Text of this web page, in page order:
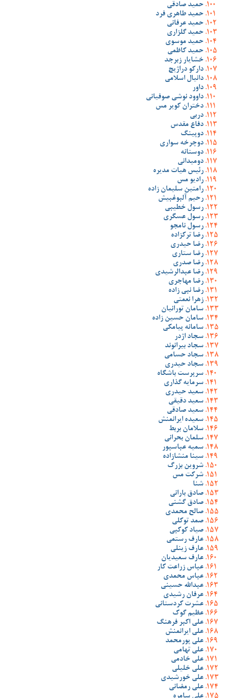
حمید صادقی
حمید طاهری فرد
حمید عرفانی
حمید گلزاری
حمید موسوی
حمید کاظمی
خشایار زبرجد
دارکو دراژیچ
دانیال اسلامی
داور
داوود نوشی صوفیانی
دختران کویر مس
دربی
دفاع مقدس
دوپینگ
دوچرخه سواری
دوستانه
دومیدانی
رئیس هیات مدیره
رادیو مس
رامتین سلیمان زاده
رحیم آلبوغبیش
رسول خطیبی
رسول عسگری
رسول نامجو
رضا ترکزاده
رضا حیدری
رضا ستاری
رضا صدری
رضا عبدالرشیدی
رضا مهاجری
رضا نبی زاده
زهرا نعمتی
سامان تورانیان
سامان حسین زاده
سامانه پیامکی
سجاد اژدر
سجاد بیرانوند
سجاد حسامی
سجاد حیدری
سرپرست باشگاه
سرمایه گذاری
سعید حیدری
سعید دقیقی
سعید صادقی
سعیده ایرانمنش
سلامان بربط
سلمان بحرانی
سمیه عباسپور
سینا منشازاده
شروین بزرگ
شرکت مس
شنا
صادق بارانی
صادق گشنی
صالح محمدی
صمد توکلی
صیاد کوکبی
عارف رستمی
عارف زینلی
عارف سعیدیان
عباس زراعت کار
عباس محمدی
عبدالله حسینی
عرفان رشیدی
عشرت کردستانی
عظیم گوک
علی اکبر فرهنگ
علی ایرانمنش
علی پورمحمد
علی تهامی
علی خادمی
علی خلیلی
علی خورشیدی
علی رمضانی